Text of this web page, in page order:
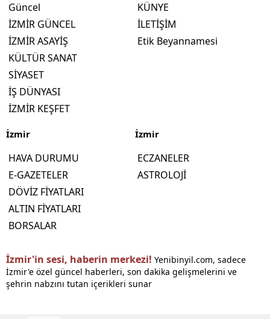
Güncel
İZMİR GÜNCEL
İZMİR ASAYİŞ
KÜLTÜR SANAT
SİYASET
İŞ DÜNYASI
İZMİR KEŞFET
KÜNYE
İLETİŞİM
Etik Beyannamesi
İzmir
HAVA DURUMU
E-GAZETELER
DÖVİZ FİYATLARI
ALTIN FİYATLARI
BORSALAR
İzmir
ECZANELER
ASTROLOJİ
İzmir'in sesi, haberin merkezi! Yenibinyil.com, sadece
İzmir'e özel güncel haberleri, son dakika gelişmelerini ve
şehrin nabzını tutan içerikleri sunar